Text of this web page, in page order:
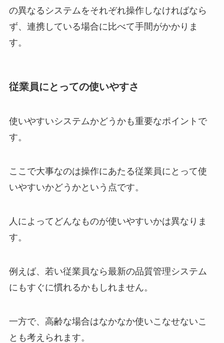
の異なるシステムをそれぞれ操作しなければなら
ず、連携している場合に比べて手間がかかりま
す。
従業員にとっての使いやすさ
使いやすいシステムかどうかも重要なポイントで
す。
ここで大事なのは操作にあたる従業員にとって使
いやすいかどうかという点です。
人によってどんなものが使いやすいかは異なりま
す。
例えば、若い従業員なら最新の品質管理システム
にもすぐに慣れるかもしれません。
一方で、高齢な場合はなかなか使いこなせないこ
とも考えられます。